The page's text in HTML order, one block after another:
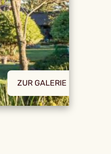
ZUR GALERIE